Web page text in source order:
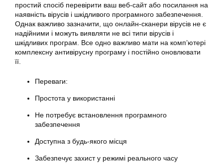
простий спосіб перевірити ваш веб-сайт або посилання на
наявність вірусів і шкідливого програмного забезпечення.
Однак важливо зазначити, що онлайн-сканери вірусів не є
надійними і можуть виявляти не всі типи вірусів і
шкідливих програм. Все одно важливо мати на комп’ютері
комплексну антивірусну програму і постійно оновлювати
її.
Переваги:
Простота у використанні
Не потребує встановлення програмного
забезпечення
Доступна з будь-якого місця
Забезпечує захист у режимі реального часу